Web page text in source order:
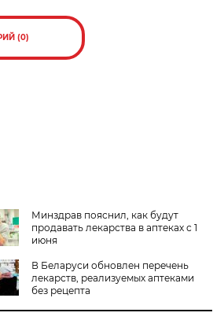
(0)
Минздрав пояснил, как будут
продавать лекарства в аптеках с 1
июня
В Беларуси обновлен перечень
лекарств, реализуемых аптеками
без рецепта